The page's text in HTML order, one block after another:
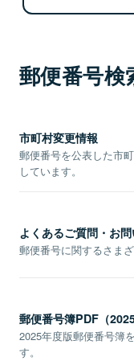
郵便番号検
市町村変更情報
郵便番号を公表した市
しています。
よくあるご質問・お
郵便番号に関するさま
郵便番号簿PDF（
2025年度版郵便番号簿
す。